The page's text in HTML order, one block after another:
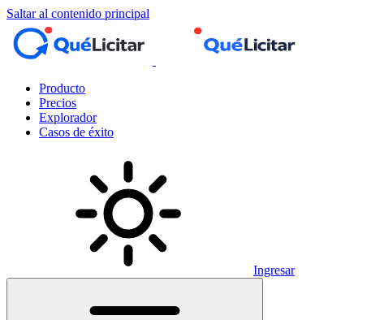
Saltar al contenido principal
Producto
Precios
Explorador
Casos de éxito
Ingresar